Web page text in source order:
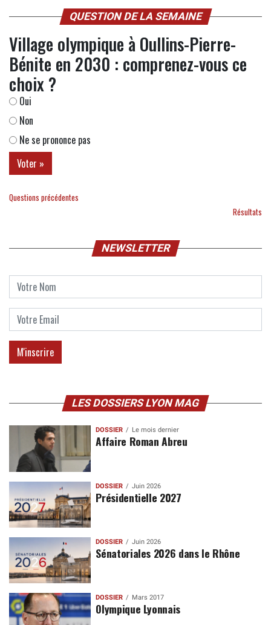
QUESTION DE LA SEMAINE
Village olympique à Oullins-Pierre-
Bénite en 2030 : comprenez-vous ce
choix ?
Oui
Non
Ne se prononce pas
Questions précédentes
Résultats
NEWSLETTER
LES DOSSIERS LYON MAG
DOSSIER Le mois dernier
Affaire Roman Abreu
DOSSIER Juin 2026
Présidentielle 2027
DOSSIER Juin 2026
Sénatoriales 2026 dans le Rhône
DOSSIER Mars 2017
Olympique Lyonnais